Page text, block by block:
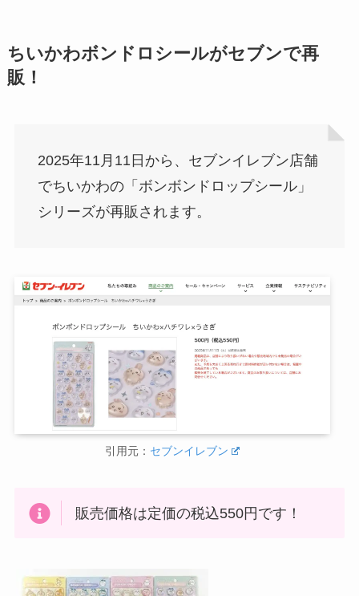
ちいかわボンドロシールがセブンで再
販！
2025年11月11日から、セブンイレブン店舗
でちいかわの「ボンボンドロップシール」
シリーズが再販されます。
引用元： セブンイレブン
販売価格は定価の税込550円です！